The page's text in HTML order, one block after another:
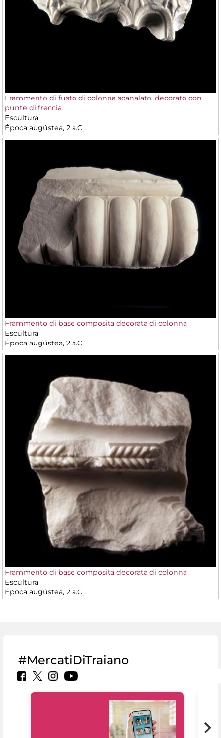
Frammento di fusto di colonna scanalato, decorato con
punte di freccia
Escultura
Época augústea, 2 a.C.
Frammento di base composita decorata di colonna
Escultura
Época augústea, 2 a.C.
Frammento di base composita decorata di colonna
Escultura
Época augústea, 2 a.C.
#MercatiDiTraiano